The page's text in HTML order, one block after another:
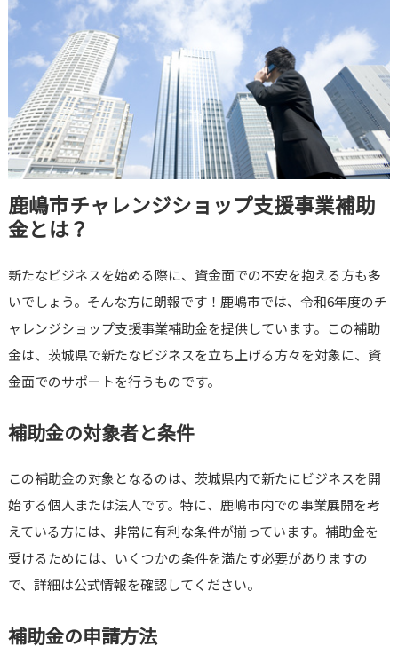
鹿嶋市チャレンジショップ支援事業補助
金とは？
新たなビジネスを始める際に、資金面での不安を抱える方も多
いでしょう。そんな方に朗報です！鹿嶋市では、令和6年度のチ
ャレンジショップ支援事業補助金を提供しています。この補助
金は、茨城県で新たなビジネスを立ち上げる方々を対象に、資
金面でのサポートを行うものです。
補助金の対象者と条件
この補助金の対象となるのは、茨城県内で新たにビジネスを開
始する個人または法人です。特に、鹿嶋市内での事業展開を考
えている方には、非常に有利な条件が揃っています。補助金を
受けるためには、いくつかの条件を満たす必要がありますの
で、詳細は公式情報を確認してください。
補助金の申請方法